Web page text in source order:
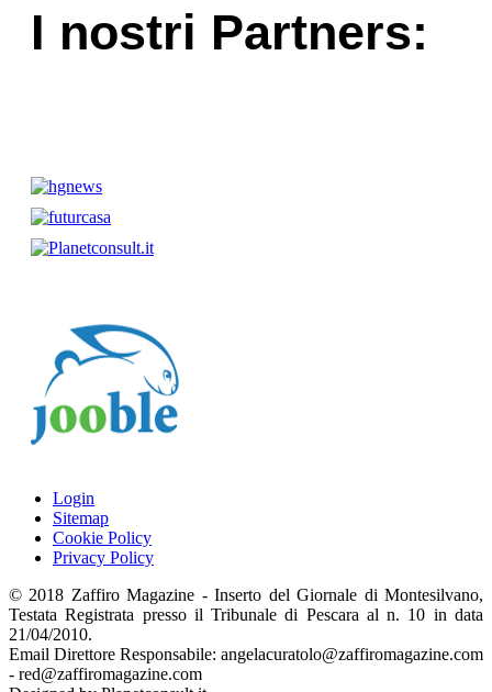
I nostri Partners:
Login
Sitemap
Cookie Policy
Privacy Policy
© 2018 Zaffiro Magazine - Inserto del Giornale di Montesilvano,
Testata Registrata presso il Tribunale di Pescara al n. 10 in data
21/04/2010.
Email Direttore Responsabile: angelacuratolo@zaffiromagazine.com
- red@zaffiromagazine.com